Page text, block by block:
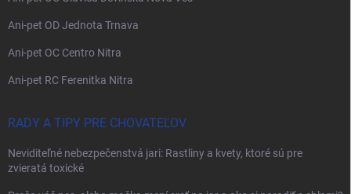
Ani-pet OD Jednota Trnava
Ani-pet OC Centro Nitra
Ani-pet RC Ferenitka Nitra
RADY A TIPY PRE CHOVATEĽOV
Neviditeľné nebezpečenstvá jari: Rastliny a kvety, ktoré sú pre
zvieratá toxické